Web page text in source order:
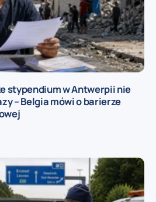
stypendium w Antwerpii nie
– Belgia mówi o barierze